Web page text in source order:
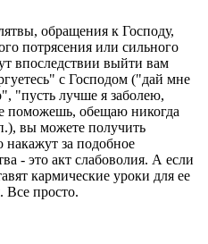
обращения к Господу,
потрясения или сильного
впоследствии выйти вам
с Господом ("дай мне
"пусть лучше я заболею,
поможешь, обещаю никогда
вы можете получить
накажут за подобное
- это акт слабоволия. А если
кармические уроки для ее
Все просто.